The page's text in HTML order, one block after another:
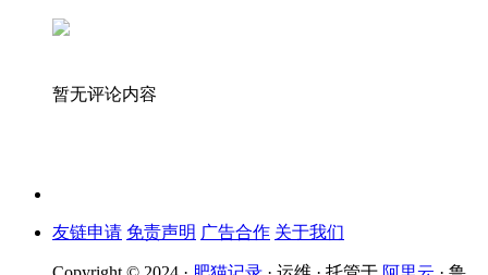
暂无评论内容
友链申请 免责声明 广告合作 关于我们